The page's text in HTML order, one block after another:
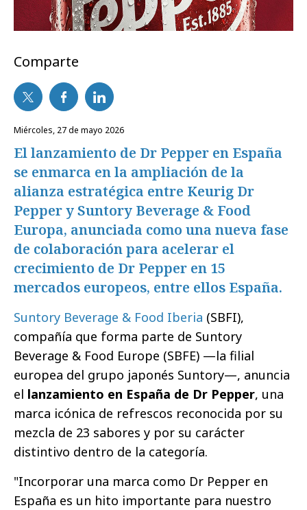
Comparte
miércoles, 27 de mayo 2026
El lanzamiento de Dr Pepper en España
se enmarca en la ampliación de la
alianza estratégica entre Keurig Dr
Pepper y Suntory Beverage & Food
Europa, anunciada como una nueva fase
de colaboración para acelerar el
crecimiento de Dr Pepper en 15
mercados europeos, entre ellos España.
Suntory Beverage & Food Iberia (SBFI),
compañía que forma parte de Suntory
Beverage & Food Europe (SBFE) —la filial
europea del grupo japonés Suntory—, anuncia
el lanzamiento en España de Dr Pepper, una
marca icónica de refrescos reconocida por su
mezcla de 23 sabores y por su carácter
distintivo dentro de la categoría.
"Incorporar una marca como Dr Pepper en
España es un hito importante para nuestro